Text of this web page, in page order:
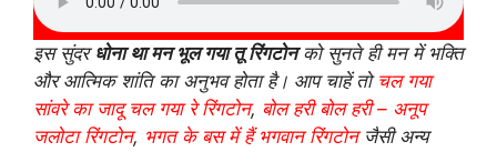
इस सुंदर धोना था मन भूल गया तू रिंगटोनको सुनते ही मन में भक्ति
और आत्मिक शांति का अनुभव होता है। आप चाहें तो चल गया
सांवरे का जादू चल गया रे रिंगटोन, बोल हरी बोल हरी – अनूप
जलोटा रिंगटोन, भगत के बस में हैं भगवान रिंगटोन जैसी अन्य